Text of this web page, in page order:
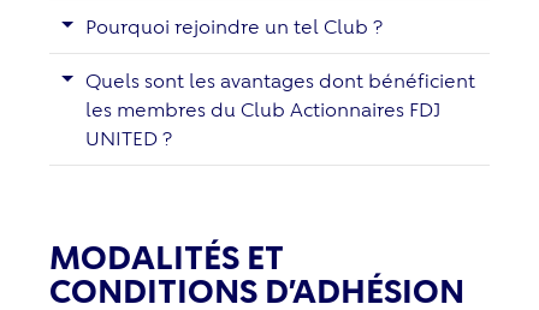
Pourquoi rejoindre un tel Club ?
Quels sont les avantages dont bénéficient
les membres du Club Actionnaires FDJ
UNITED ?
MODALITÉS ET
CONDITIONS D’ADHÉSION